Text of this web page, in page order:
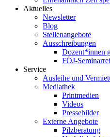
Aktuelles
Newsletter
Blog
Stellenangebote
Ausschreibungen
Dozent*innen
FÖJ-
Service
Ausleihe und
Mediathek
Printmedien
Videos
Pressebilder
Externe Angebote
Pilzberatung